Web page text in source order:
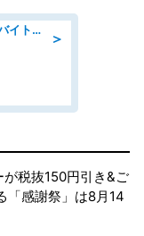
＞
ホールスタッフ/「未経験者さん&バイトデビューも大歓迎」残業ほぼなし×1日3時間〜勤務OK!フォロー体制も充実/広島県/広島市南区
が税抜150円引き&ご
「感謝祭」は8月14